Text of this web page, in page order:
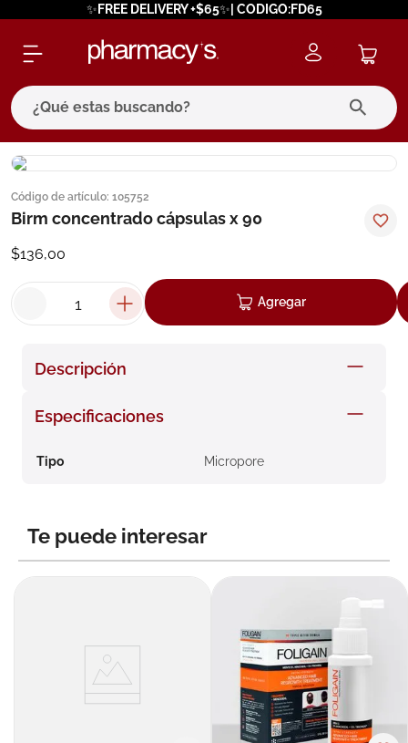
✨FREE DELIVERY +$65✨| CODIGO:FD65
¿Qué estas buscando?
Código de artículo: 105752
Birm concentrado cápsulas x 90
$136,00
Agregar
Descripción
Especificaciones
Tipo Micropore
Te puede interesar
términos más buscados
1. eucerin
bioderma
5. cerave
6 degraler
8. roche posay
9. pañales